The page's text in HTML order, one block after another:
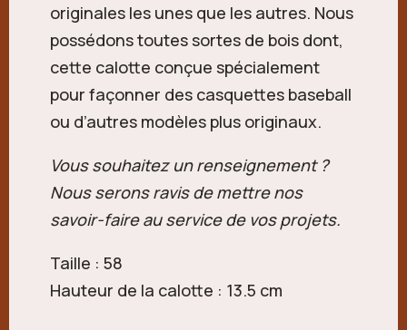
originales les unes que les autres. Nous
possédons toutes sortes de bois dont,
cette calotte conçue spécialement
pour façonner des casquettes baseball
ou d’autres modèles plus originaux.
Vous souhaitez un renseignement ?
Nous serons ravis de mettre nos
savoir-faire au service de vos projets.
Taille : 58
Hauteur de la calotte : 13.5 cm